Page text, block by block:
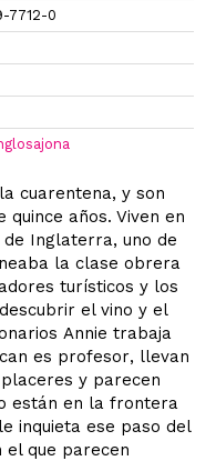
7712-0
cuarentena, y son
quince años. Viven en
Inglaterra, uno de
la clase obrera
turísticos y los
el vino y el
Annie trabaja
es profesor, llevan
y parecen
están en la frontera
inquieta ese paso del
el que parecen